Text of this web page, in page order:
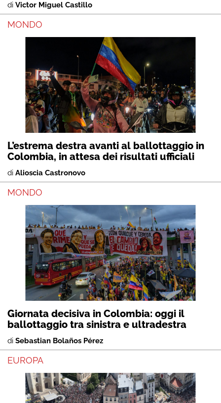
di Victor Miguel Castillo
MONDO
L’estrema destra avanti al ballottaggio in
Colombia, in attesa dei risultati ufficiali
di Alioscia Castronovo
MONDO
Giornata decisiva in Colombia: oggi il
ballottaggio tra sinistra e ultradestra
di Sebastian Bolaños Pérez
EUROPA